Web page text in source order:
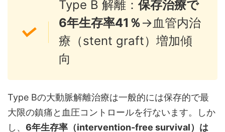
Type B 解離：保存治療で
6年生存率41％→血管内治
療（stent graft）増加傾
向
Type Bの大動脈解離治療は一般的には保存的で最
大限の鎮痛と血圧コントロールを行ないます。しか
し、 6年生存率（intervention-free survival）は